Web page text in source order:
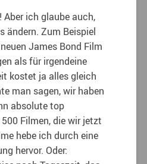
Aber ich glaube auch,
ändern. Zum Beispiel
James Bond Film
als für irgendeine
kostet ja alles gleich
man sagen, wir haben
absolute top
Filmen, die wir jetzt
hebe ich durch eine
hervor. Oder: